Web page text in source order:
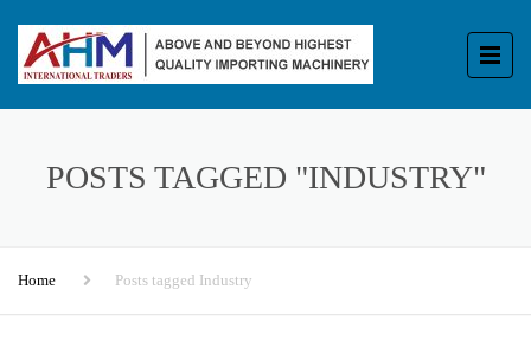
POSTS TAGGED "INDUSTRY"
Home Posts tagged Industry